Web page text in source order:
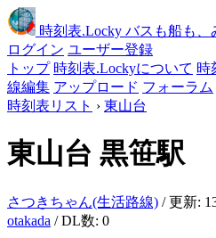
時刻表.Locky バスも船も、
ログイン ユーザー登録
トップ 時刻表.Lockyについて 時
線編集 アップロード フォーラム
時刻表リスト › 東山台
東山台 黒笹駅
さつきちゃん(生活路線) / 更新:
otakada / DL数: 0